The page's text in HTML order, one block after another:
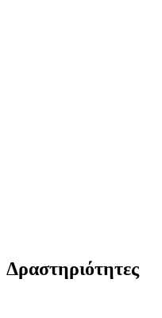
Δραστηριότητες